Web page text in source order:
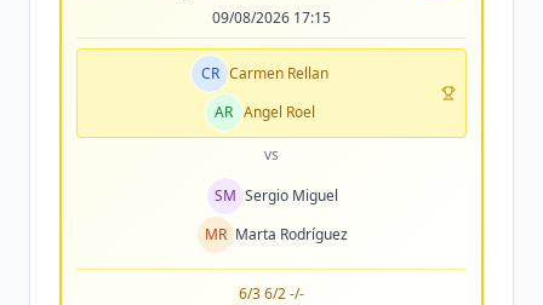
09/08/2026 17:15
CR Carmen Rellan
AR Angel Roel
vs
SM Sergio Miguel
MR Marta Rodríguez
6/3 6/2 -/-